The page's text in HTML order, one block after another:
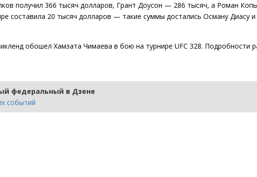
получил 366 тысяч долларов, Грант Доусон — 286 тысяч, а Роман
составила 20 тысяч долларов — такие суммы достались Осману Диасу
обошел Хамзата Чимаева в бою на турнире UFC 328. Подробности
федеральный в Дзене
событий